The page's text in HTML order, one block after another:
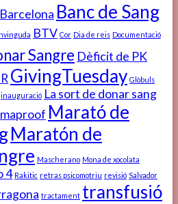
Banc de Sang
BTV Cor Dia de reis Documentació
Sangre Dèficit de PK
GivingTuesday Glòbuls
inauguració La sort de donar sang
Marató de
Maratón de
Mascherano Mona de xocolata
4 Rakitic retras psicomotriu revisió Salvador
tractament transfusió